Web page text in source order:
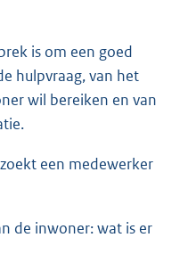
is om een goed
hulpvraag, van het
wil bereiken en van
een medewerker
de inwoner: wat is er